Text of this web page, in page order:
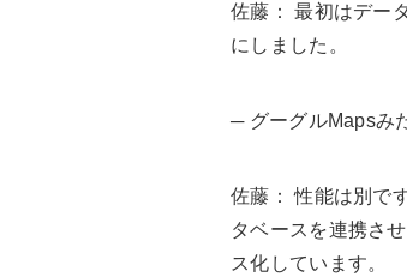
佐藤 ： 最初はデー
にしました。
─ グーグルMapsみ
佐藤 ： 性能は別で
タベースを連携さ
ス化しています。